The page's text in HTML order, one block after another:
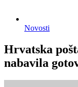
Novosti
Hrvatska
nabavila